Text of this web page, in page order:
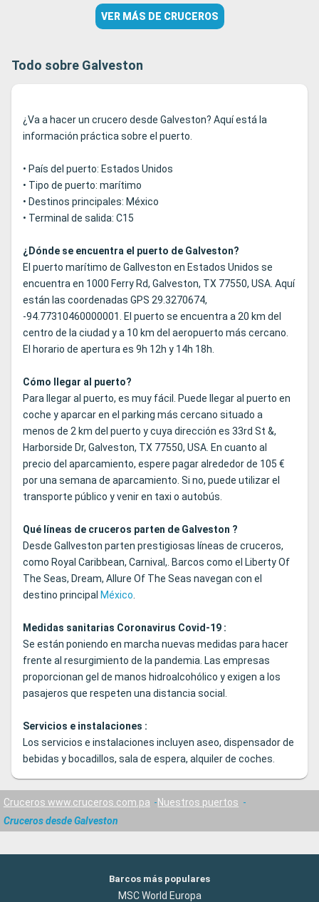
VER MÁS DE CRUCEROS
Todo sobre Galveston
¿Va a hacer un crucero desde Galveston? Aquí está la
información práctica sobre el puerto.
• País del puerto: Estados Unidos
• Tipo de puerto: marítimo
• Destinos principales: México
• Terminal de salida: C15
¿Dónde se encuentra el puerto de Galveston?
El puerto marítimo de Gallveston en Estados Unidos se
encuentra en 1000 Ferry Rd, Galveston, TX 77550, USA. Aquí
están las coordenadas GPS 29.3270674,
-94.77310460000001. El puerto se encuentra a 20 km del
centro de la ciudad y a 10 km del aeropuerto más cercano.
El horario de apertura es 9h 12h y 14h 18h.
Cómo llegar al puerto?
Para llegar al puerto, es muy fácil. Puede llegar al puerto en
coche y aparcar en el parking más cercano situado a
menos de 2 km del puerto y cuya dirección es 33rd St &,
Harborside Dr, Galveston, TX 77550, USA. En cuanto al
precio del aparcamiento, espere pagar alrededor de 105 €
por una semana de aparcamiento. Si no, puede utilizar el
transporte público y venir en taxi o autobús.
Qué líneas de cruceros parten de Galveston ?
Desde Gallveston parten prestigiosas líneas de cruceros,
como Royal Caribbean, Carnival,. Barcos como el Liberty Of
The Seas, Dream, Allure Of The Seas navegan con el
destino principal México.
Medidas sanitarias Coronavirus Covid-19 :
Se están poniendo en marcha nuevas medidas para hacer
frente al resurgimiento de la pandemia. Las empresas
proporcionan gel de manos hidroalcohólico y exigen a los
pasajeros que respeten una distancia social.
Servicios e instalaciones :
Los servicios e instalaciones incluyen aseo, dispensador de
bebidas y bocadillos, sala de espera, alquiler de coches.
Cruceros www.cruceros.com.pa
Nuestros puertos
Cruceros desde Galveston
Barcos más populares
MSC World Europa